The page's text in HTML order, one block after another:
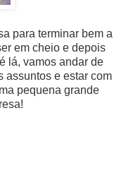
para terminar bem a
em cheio e depois
lá, vamos andar de
assuntos e estar com
pequena grande